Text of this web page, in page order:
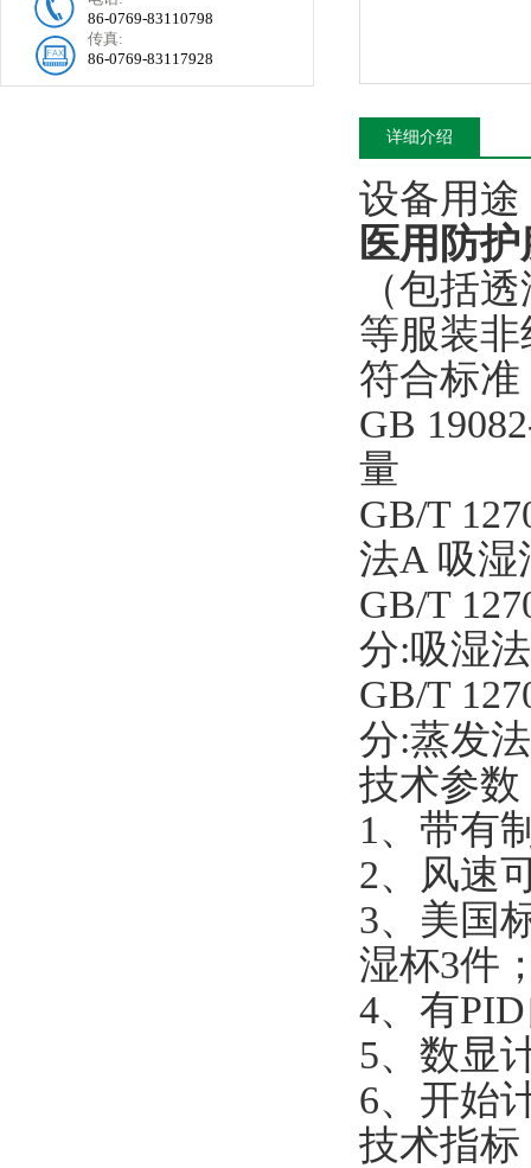
86-0769-83110798
传真:
86-0769-83117928
详细介绍
设备用途
医用防
（包括
等服装
符合标准
GB
量
GB/T
法A 吸
GB/T
分:吸湿
GB/T
分:蒸发法
技术参数
1、带有
2、风速
3、美国
湿杯3件
4、有
5、数显
6、开始
技术指标